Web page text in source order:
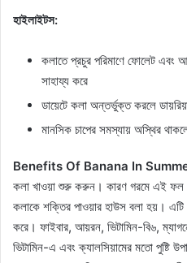
হাইলাইটস:
কলাতে প্রচুর পরিমাণে ফোলেট এবং
সাহায্য করে
ডায়েটে কলা অন্তর্ভুক্ত করলে
মানসিক চাপের সমস্যায় অস্থির
Benefits Of Banana In
কলা খাওয়া শুরু করুন। কারণ গরমে এই ফল
কলাকে শক্তির পাওয়ার হাউস বলা হয়। এটি
করে। ফাইবার, আয়রন, ভিটামিন-বি৬,
ভিটামিন-এ এবং ক্যালসিয়ামের মতো পুষ্টি